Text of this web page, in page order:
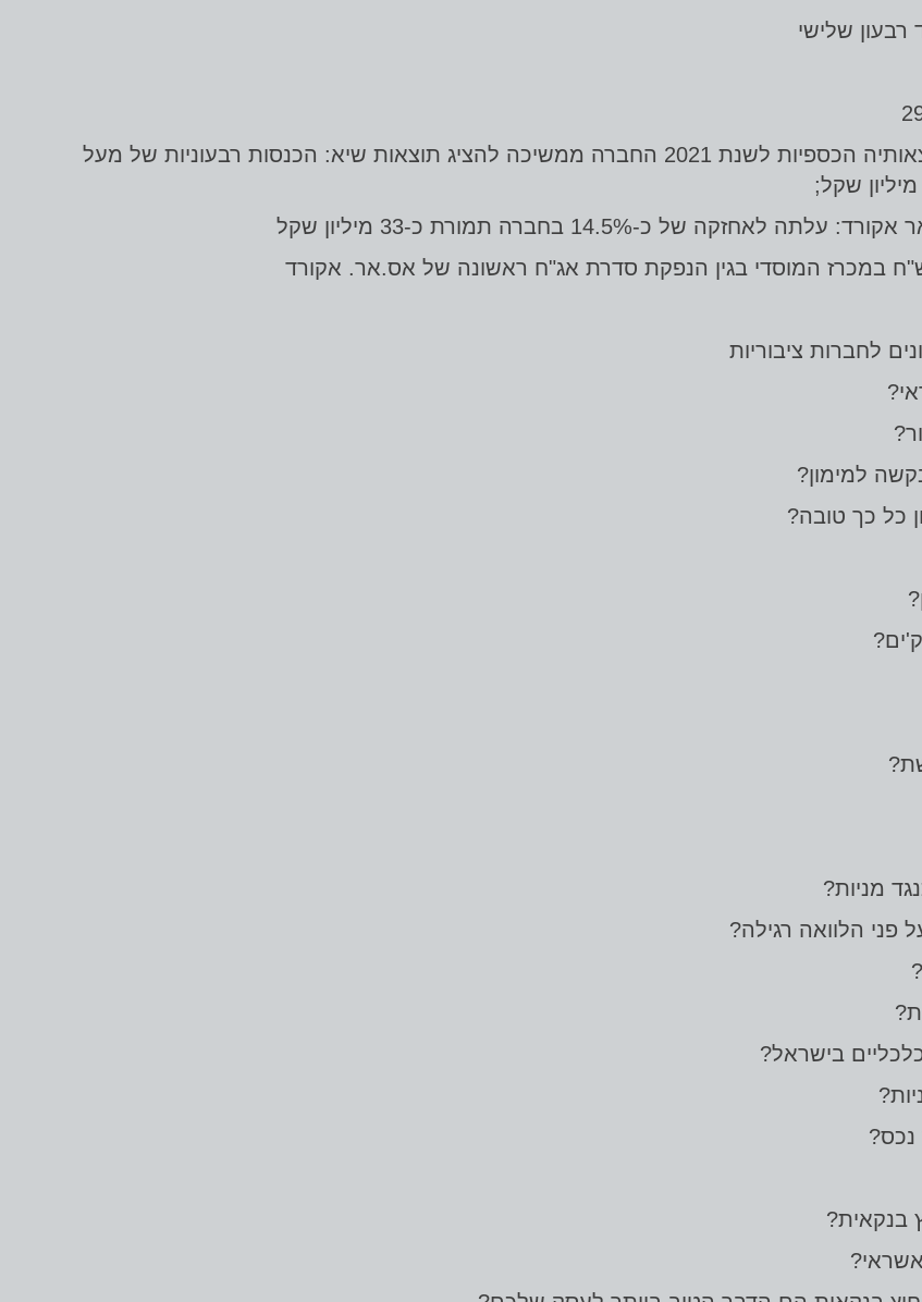
חברת האשראי החוץ בנקאי פרסמה את תוצאותיה הכספיות לשנת 2021 החברה ממשיכה להציג תוצאות שיא: הכנסות רבעוניות של מעל
של כ-14.5% בחברה תמורת כ-33 מיליון שקל
לחברות ציבוריות
למימון?
כל כך טובה?
מניות?
פני הלוואה רגילה?
בישראל?
נכס?
בנקאית?